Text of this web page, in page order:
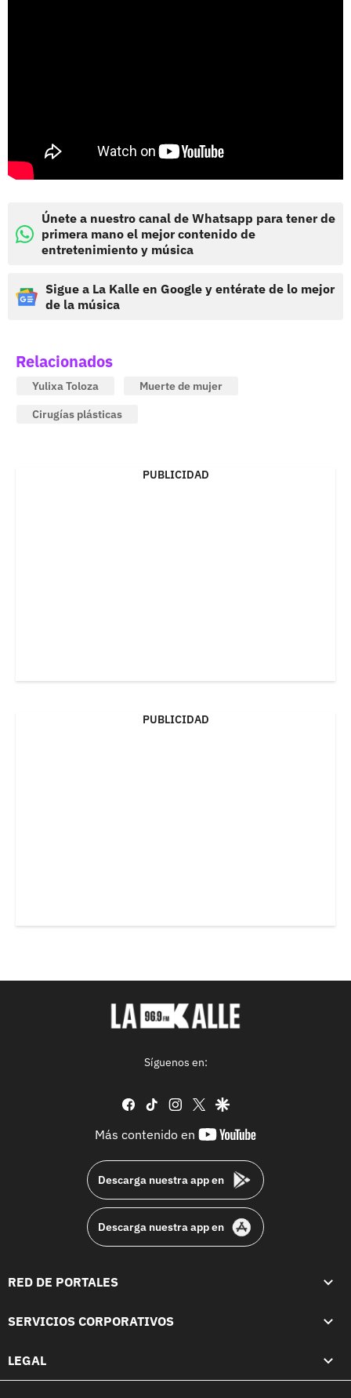
Únete a nuestro canal de Whatsapp para tener de
primera mano el mejor contenido de
entretenimiento y música
Sigue a La Kalle en Google y entérate de lo mejor
de la música
Relacionados
Yulixa Toloza
Muerte de mujer
Cirugías plásticas
PUBLICIDAD
PUBLICIDAD
Síguenos en:
facebook
tiktok instagram
twittergoogle
Más contenido en
youtube-
Descarga nuestra app en
Descarga nuestra app en
RED DE PORTALES
SERVICIOS CORPORATIVOS
LEGAL